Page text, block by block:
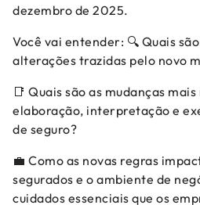
dezembro de 2025.
Você vai entender: 🔍 Quais
alterações trazidas pelo novo
📑 Quais são as mudanças
elaboração, interpretação e
de seguro?
💼 Como as novas regras
segurados e o ambiente de
cuidados essenciais que os